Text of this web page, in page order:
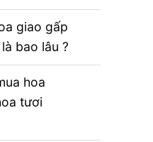
giao gấp
bao lâu ?
hoa
tươi